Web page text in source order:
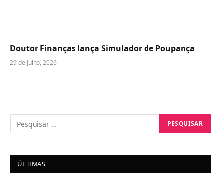
Doutor Finanças lança Simulador de Poupança
29 de Julho, 2026
ÚLTIMAS